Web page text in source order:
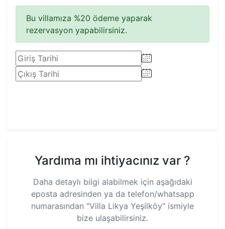
Bu villamıza %20 ödeme yaparak
rezervasyon yapabilirsiniz.
Yardıma mı ihtiyacınız var ?
Daha detaylı bilgi alabilmek için aşağıdaki
eposta adresinden ya da telefon/whatsapp
numarasından "Villa Likya Yeşilköy" ismiyle
bize ulaşabilirsiniz.